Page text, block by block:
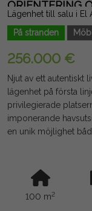
ORIENTERING
Lägenhet till salu i El
På stranden
256.000 €
Njut av ett autentiskt
lägenhet på första
privilegierade
imponerande
en unik möjlighet
bekväm planlösning
badrum, ett ljust
fungerande eget
panoramautsikt över
100 m2